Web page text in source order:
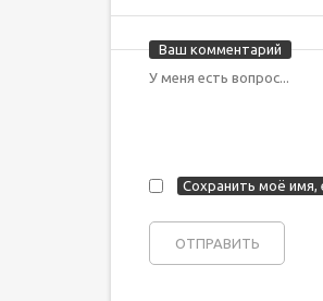
Ваш комментарий
Сохранить моё имя,